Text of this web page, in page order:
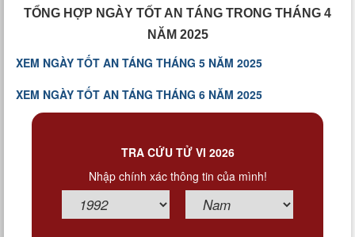
TỔNG HỢP NGÀY TỐT AN TÁNG TRONG THÁNG 4
NĂM 2025
XEM NGÀY TỐT AN TÁNG THÁNG 5 NĂM 2025
XEM NGÀY TỐT AN TÁNG THÁNG 6 NĂM 2025
TRA CỨU TỬ VI 2026
Nhập chính xác thông tin của mình!